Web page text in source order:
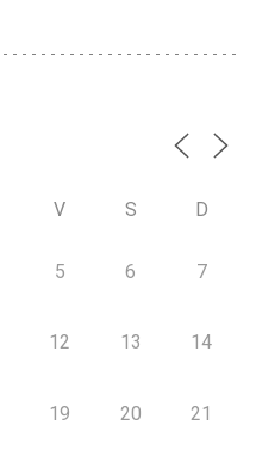
V S D
5 6 7
12 13 14
19 20 21